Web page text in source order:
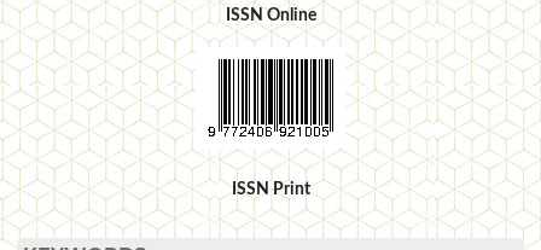
ISSN Online
ISSN Print